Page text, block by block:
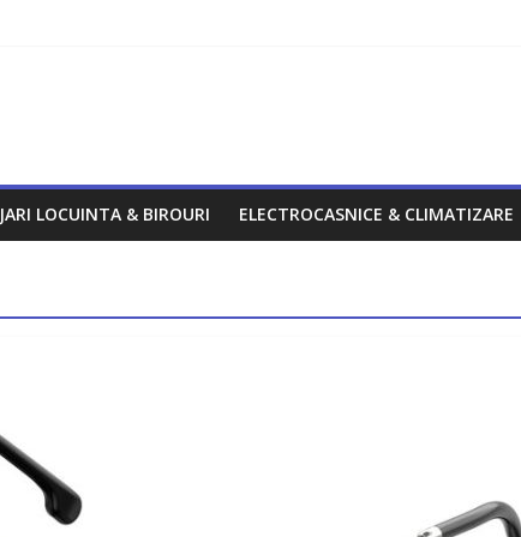
LOCUINTA & BIROURI ELECTROCASNICE & CLIMATIZARE